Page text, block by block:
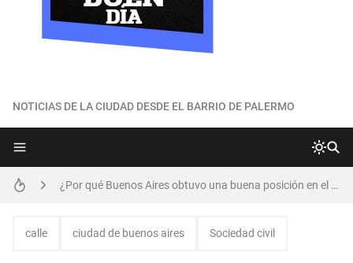
NOTICIAS DE LA CIUDAD DESDE EL BARRIO DE PALERMO
¿Por qué Buenos Aires obtuvo una buena posición en el ránking global de ciudades más habitables?
¿Cómo es el plan de refinanciación de deudas que ofrece la ciudad?
calle ciudad de buenos aires Sociedad civil